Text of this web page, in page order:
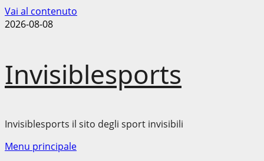
Vai al contenuto
2026-08-08
Invisiblesports
Invisiblesports il sito degli sport invisibili
Menu principale